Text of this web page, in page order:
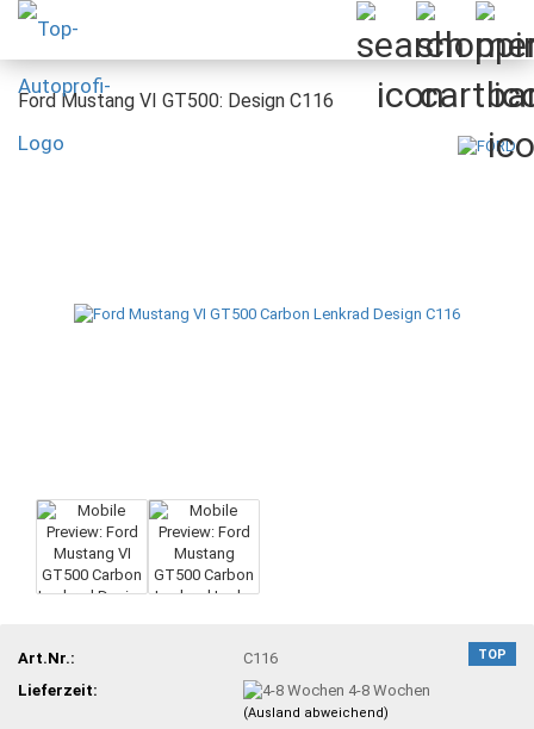
Ford Mustang VI GT500: Design C116
TOP
Art.Nr.:
C116
Lieferzeit:
4-8 Wochen
(Ausland abweichend)